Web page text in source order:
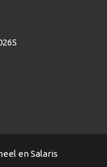
en Salaris